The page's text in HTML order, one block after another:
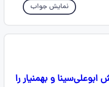
نمایش جواب
و بهمنیار را